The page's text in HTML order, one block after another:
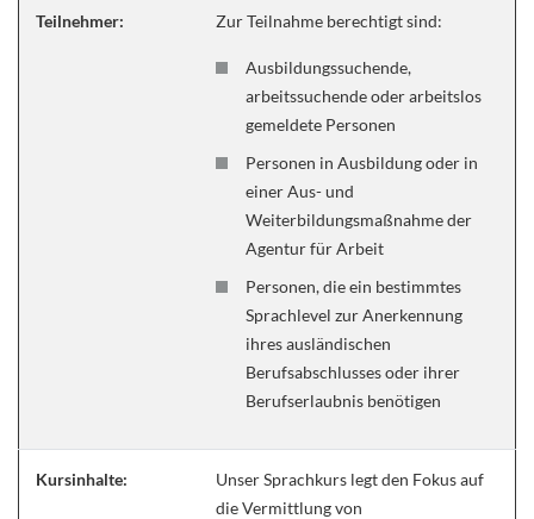
Teilnehmer: Zur Teilnahme berechtigt sind:
Ausbildungssuchende,
arbeitssuchende oder arbeitslos
gemeldete Personen
Personen in Ausbildung oder in
einer Aus- und
Weiterbildungsmaßnahme der
Agentur für Arbeit
Personen, die ein bestimmtes
Sprachlevel zur Anerkennung
ihres ausländischen
Berufsabschlusses oder ihrer
Berufserlaubnis benötigen
Kursinhalte:
Unser Sprachkurs legt den Fokus auf
die Vermittlung von